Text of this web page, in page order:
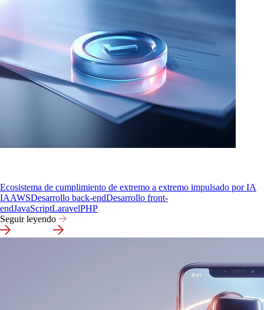
Ecosistema de cumplimiento de extremo a extremo impulsado por IA
IAAWSDesarrollo back-endDesarrollo front-
endJavaScriptLaravelPHP
Seguir leyendo